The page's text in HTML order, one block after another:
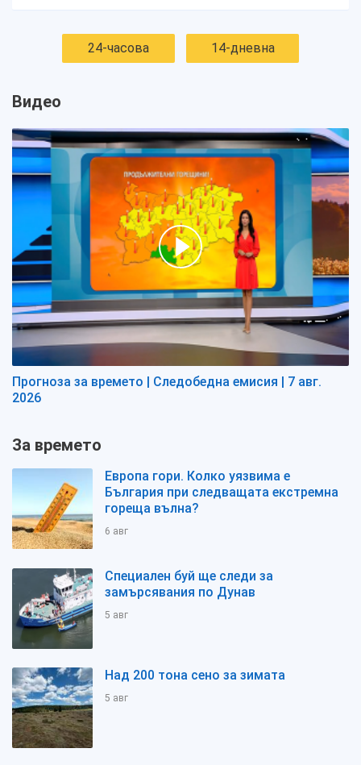
24-часова 14-дневна
Видео
Прогноза за времето | Следобедна емисия | 7 авг.
2026
За времето
Европа гори. Колко уязвима е
България при следващата екстремна
гореща вълна?
6 авг
Специален буй ще следи за
замърсявания по Дунав
5 авг
Над 200 тона сено за зимата
5 авг